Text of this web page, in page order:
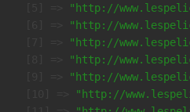
"http://
"http://
"http://
"http://
"http://
"http://